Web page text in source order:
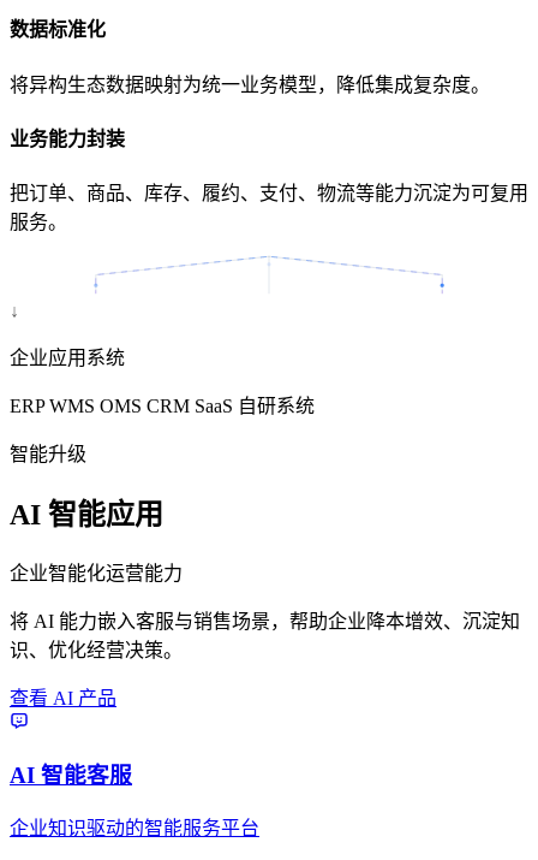
数据标准化
将异构生态数据映射为统一业务模型，降低集成复杂度。
业务能力封装
把订单、商品、库存、履约、支付、物流等能力沉淀为可复用
服务。
↓
企业应用系统
ERPWMS OMS CRM SaaS 自研系统
智能升级
AI 智能应用
企业智能化运营能力
将 AI 能力嵌入客服与销售场景，帮助企业降本增效、沉淀知
识、优化经营决策。
查看 AI 产品
AI 智能客服
企业知识驱动的智能服务平台